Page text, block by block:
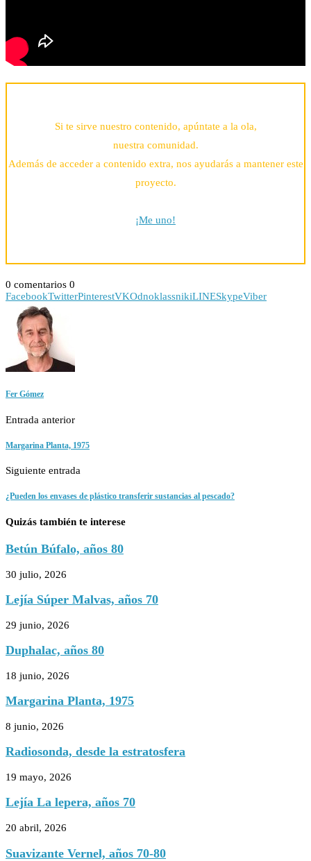
Si te sirve nuestro contenido, apúntate a la ola,
nuestra comunidad.
Además de acceder a contenido extra, nos ayudarás a mantener este
proyecto.
¡Me uno!
0 comentarios 0
FacebookTwitterPinterestVKOdnoklassnikiLINESkypeViber
Fer Gómez
Entrada anterior
Margarina Planta, 1975
Siguiente entrada
¿Pueden los envases de plástico transferir sustancias al pescado?
Quizás también te interese
Betún Búfalo, años 80
30 julio, 2026
Lejía Súper Malvas, años 70
29 junio, 2026
Duphalac, años 80
18 junio, 2026
Margarina Planta, 1975
8 junio, 2026
Radiosonda, desde la estratosfera
19 mayo, 2026
Lejía La lepera, años 70
20 abril, 2026
Suavizante Vernel, años 70-80